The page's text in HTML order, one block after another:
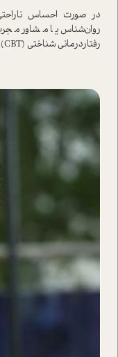
در صورت احساس
روان‌شناس یا مشاور
رفتاردرمانی شناختی (CBT) می‌تواند در کاهش استرس بسیار موثر باشد.